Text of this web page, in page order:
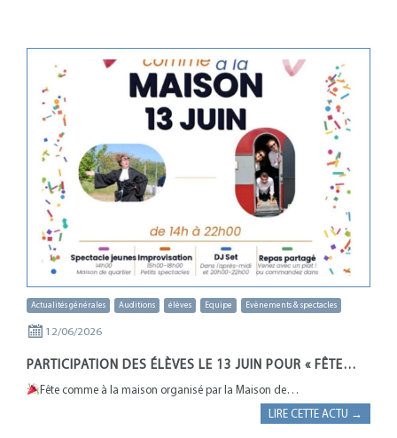
Actualités générales Auditions élèves Equipe Evènements & spectacles
12/06/2026
PARTICIPATION DES ÉLÈVES LE 13 JUIN POUR « FÊTE…
Fête comme à la maison organisé par la Maison de…
LIRE CETTE ACTU →